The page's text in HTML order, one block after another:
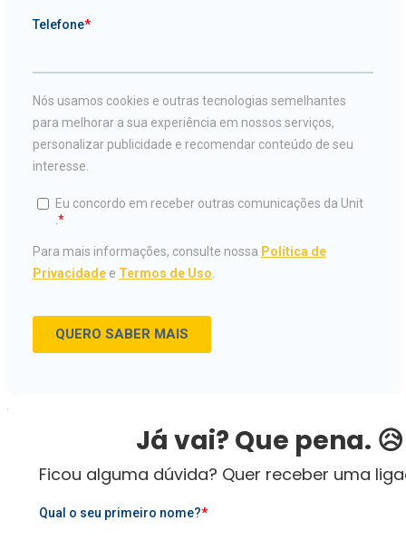
Já vai? Que pena. 😥
Ficou alguma dúvida? Quer receber uma